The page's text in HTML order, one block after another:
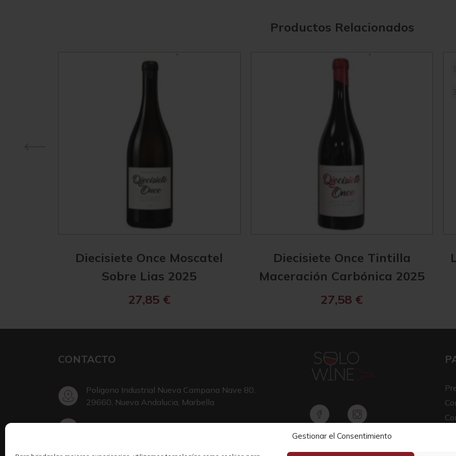
Gestionar el Consentimiento
Productos Relacionados
Diecisiete Once Moscatel
Sobre Lias 2025
27,85 €
Diecisiete Once Tintilla
Maceración Carbónica 2025
27,58 €
CONTACTO
Poligono Industrial Nueva Campana Nave 80,
29660, Nueva Andalucia, Marbella